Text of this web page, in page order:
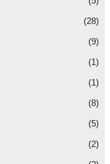
(28)
(9)
(1)
(1)
(8)
(5)
(2)